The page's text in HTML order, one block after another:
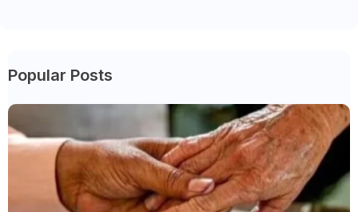
Popular Posts